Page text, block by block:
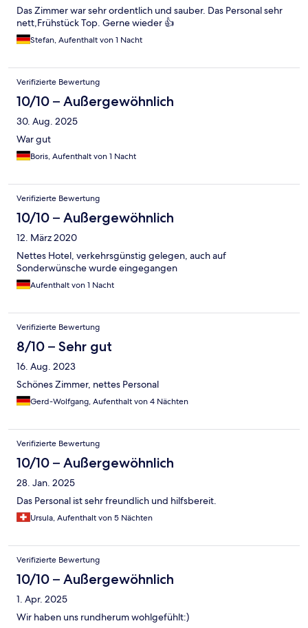
Das Zimmer war sehr ordentlich und sauber. Das Personal sehr
nett,Frühstück Top. Gerne wieder 👍
Stefan, Aufenthalt von 1 Nacht
Verifizierte Bewertung
10/10 – Außergewöhnlich
30. Aug. 2025
War gut
Boris, Aufenthalt von 1 Nacht
Verifizierte Bewertung
10/10 – Außergewöhnlich
12. März 2020
Nettes Hotel, verkehrsgünstig gelegen, auch auf
Sonderwünsche wurde eingegangen
Aufenthalt von 1 Nacht
Verifizierte Bewertung
8/10 – Sehr gut
16. Aug. 2023
Schönes Zimmer, nettes Personal
Gerd-Wolfgang, Aufenthalt von 4 Nächten
Verifizierte Bewertung
10/10 – Außergewöhnlich
28. Jan. 2025
Das Personal ist sehr freundlich und hilfsbereit.
Ursula, Aufenthalt von 5 Nächten
Verifizierte Bewertung
10/10 – Außergewöhnlich
1. Apr. 2025
Wir haben uns rundherum wohlgefühlt:)